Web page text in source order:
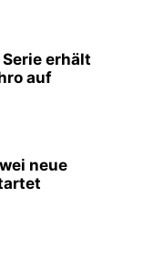
Serie erhält
auf
neue